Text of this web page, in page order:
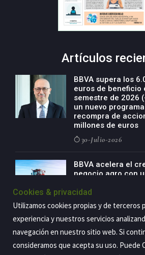
Artículos
BBVA supera los
euros de beneficio
semestre de 2026
un nuevo
recompra de
millones de euros
30-Julio-2026
BBVA acelera el
negocio agro con
países
29-Julio-2026
Copyright@2026 Estrategia
Cookies & privacidad
Utilizamos cookies propias y de terceros
experiencia y nuestros servicios
navegación en nuestro sitio web. Si
consideramos que acepta su uso. Puede